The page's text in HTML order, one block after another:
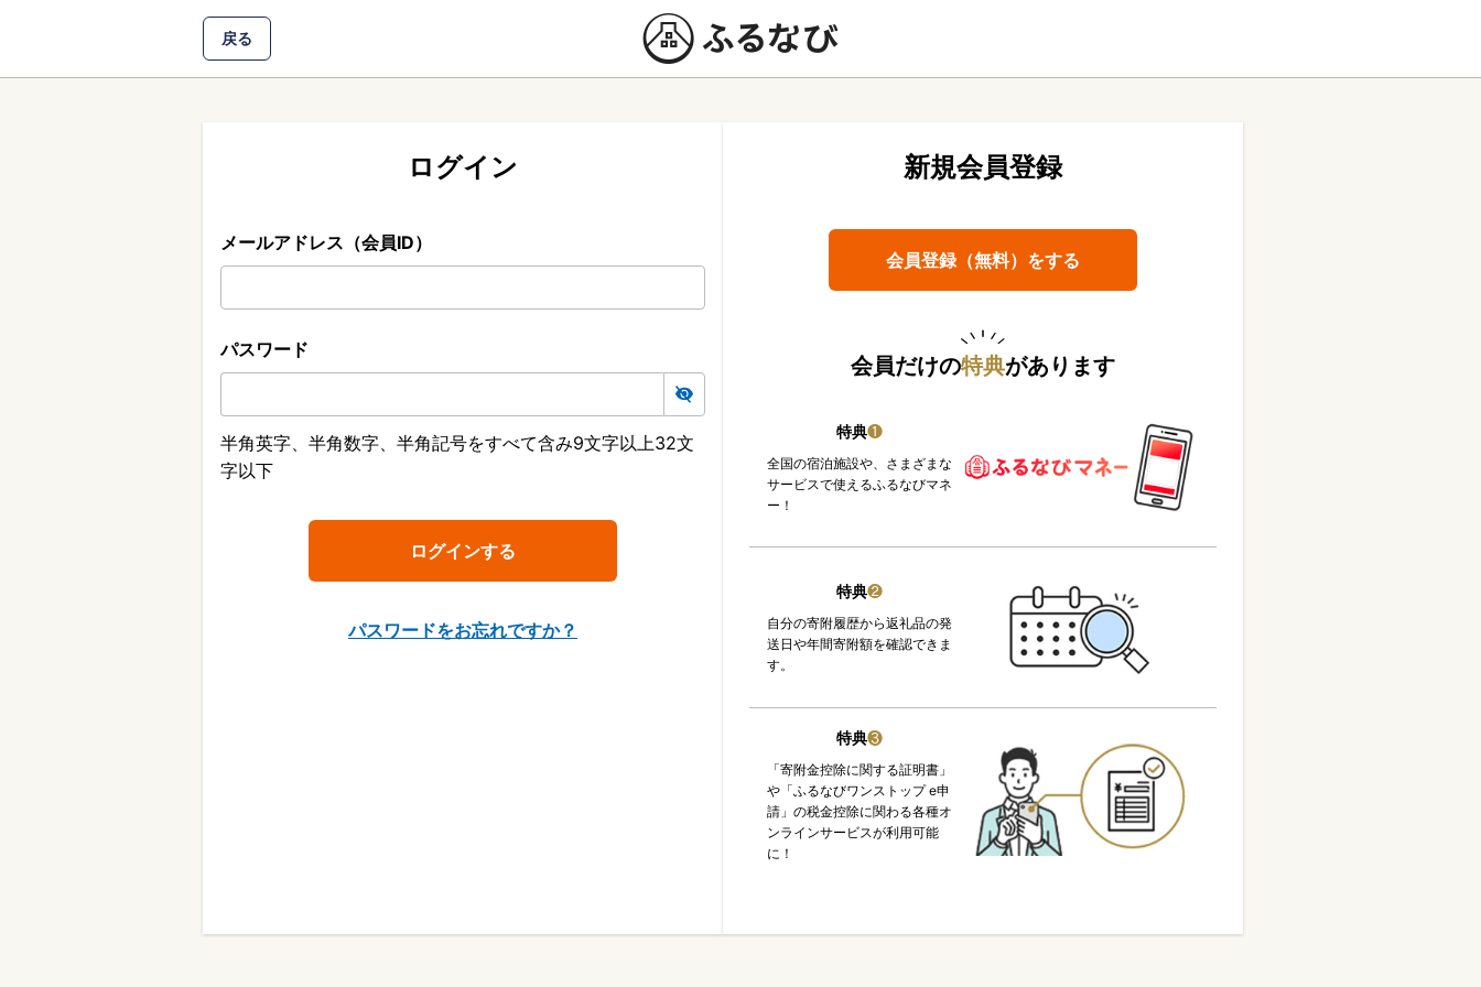
戻る
ログイン
メールアドレス（会員ID）
パスワード
半角英字、半角数字、半角記号をすべて含み9文字以上32文
字以下
パスワードをお忘れですか？
新規会員登録
会員登録（無料）をする
会員だけの特典があります
特典❶
全国の宿泊施設や、さまざまな
サービスで使えるふるなびマネ
ー！
特典❷
自分の寄附履歴から返礼品の発
送日や年間寄附額を確認できま
す。
特典❸
「寄附金控除に関する証明書」
や「ふるなびワンストップ e申
請」の税金控除に関わる各種オ
ンラインサービスが利用可能
に！